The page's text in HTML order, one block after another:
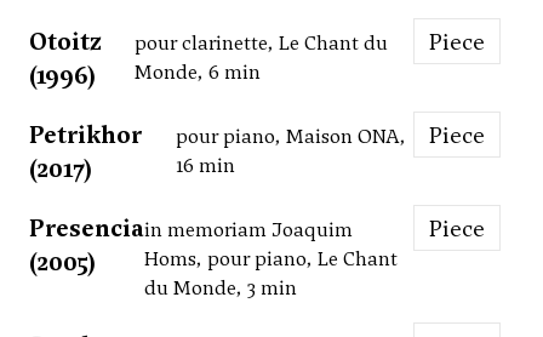
Otoitz
(1996)
pour clarinette, Le Chant du
Monde, 6 min
Piece
Petrikhor
(2017)
pour piano, Maison ONA,
16 min
Piece
Presencia
(2005)
in memoriam Joaquim
Homs, pour piano, Le Chant
du Monde, 3 min
Piece